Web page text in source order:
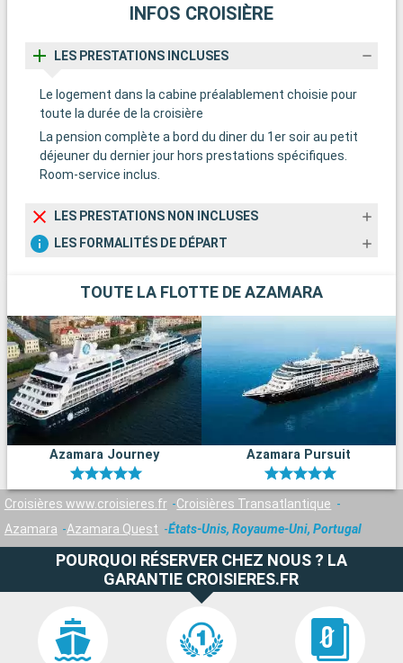
INFOS CROISIÈRE
LES PRESTATIONS INCLUSES
Le logement dans la cabine préalablement choisie pour
toute la durée de la croisière
La pension complète a bord du diner du 1er soir au petit
déjeuner du dernier jour hors prestations spécifiques.
Room-service inclus.
LES PRESTATIONS NON INCLUSES
LES FORMALITÉS DE DÉPART
TOUTE LA FLOTTE DE AZAMARA
Azamara Journey Azamara Pursuit
Croisières www.croisieres.fr
Croisières Transatlantique
Azamara
Azamara Quest États-Unis, Royaume-Uni, Portugal
POURQUOI RÉSERVER CHEZ NOUS ? LA
GARANTIE CROISIERES.FR